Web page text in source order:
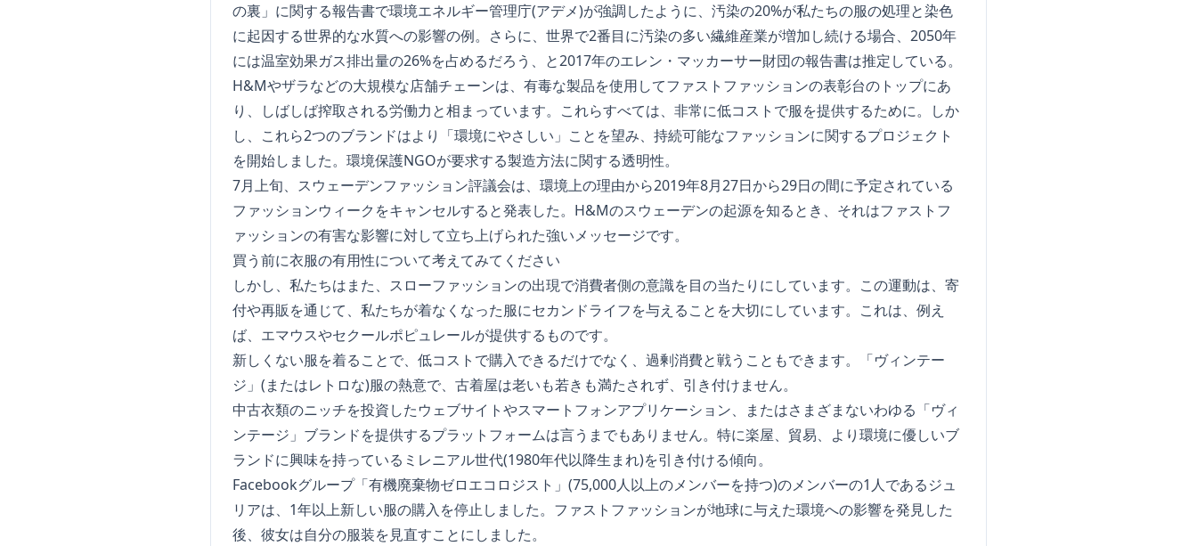
の裏」に関する報告書で環境エネルギー管理庁(アデメ)が強調したように、汚染の20%が私たちの服の処理と染色
に起因する世界的な水質への影響の例。さらに、世界で2番目に汚染の多い繊維産業が増加し続ける場合、2050年
には温室効果ガス排出量の26%を占めるだろう、と2017年のエレン・マッカーサー財団の報告書は推定している。
H&Mやザラなどの大規模な店舗チェーンは、有毒な製品を使用してファストファッションの表彰台のトップにあ
り、しばしば搾取される労働力と相まっています。これらすべては、非常に低コストで服を提供するために。しか
し、これら2つのブランドはより「環境にやさしい」ことを望み、持続可能なファッションに関するプロジェクト
を開始しました。環境保護NGOが要求する製造方法に関する透明性。
7月上旬、スウェーデンファッション評議会は、環境上の理由から2019年8月27日から29日の間に予定されている
ファッションウィークをキャンセルすると発表した。H&Mのスウェーデンの起源を知るとき、それはファストフ
ァッションの有害な影響に対して立ち上げられた強いメッセージです。
買う前に衣服の有用性について考えてみてください
しかし、私たちはまた、スローファッションの出現で消費者側の意識を目の当たりにしています。この運動は、寄
付や再販を通じて、私たちが着なくなった服にセカンドライフを与えることを大切にしています。これは、例え
ば、エマウスやセクールポピュレールが提供するものです。
新しくない服を着ることで、低コストで購入できるだけでなく、過剰消費と戦うこともできます。「ヴィンテー
ジ」(またはレトロな)服の熱意で、古着屋は老いも若きも満たされず、引き付けません。
中古衣類のニッチを投資したウェブサイトやスマートフォンアプリケーション、またはさまざまないわゆる「ヴィ
ンテージ」ブランドを提供するプラットフォームは言うまでもありません。特に楽屋、貿易、より環境に優しいブ
ランドに興味を持っているミレニアル世代(1980年代以降生まれ)を引き付ける傾向。
Facebookグループ「有機廃棄物ゼロエコロジスト 」(75,000人以上のメンバーを持つ)のメンバーの1人であるジュ
リアは、1年以上新しい服の購入を停止しました。ファストファッションが地球に与えた環境への影響を発見した
後、彼女は自分の服装を見直すことにしました。